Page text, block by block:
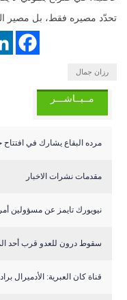
تحدّد مصيره فقط، بل مصير
رزان جمال
مــبــاشـــر
مرده البقاع يشارك في افتتاح
مقدمات نشرات الاخبار
نيويورك تايمز عن مسؤولين
سقوط درون للعدو قرب أحد
قناة كان العبرية: الأدميرال